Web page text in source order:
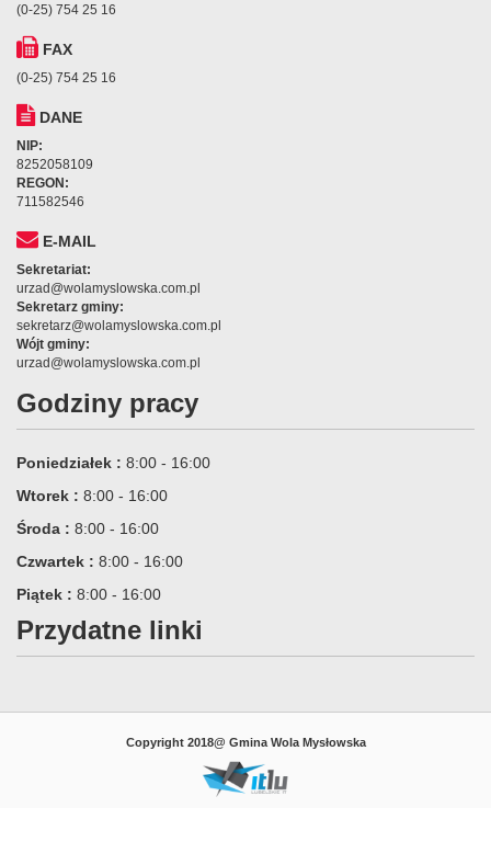
(0-25) 754 25 16
FAX
(0-25) 754 25 16
DANE
NIP:
8252058109
REGON:
711582546
E-MAIL
Sekretariat:
urzad@wolamyslowska.com.pl
Sekretarz gminy:
sekretarz@wolamyslowska.com.pl
Wójt gminy:
urzad@wolamyslowska.com.pl
Godziny pracy
Poniedziałek : 8:00 - 16:00
Wtorek : 8:00 - 16:00
Środa : 8:00 - 16:00
Czwartek : 8:00 - 16:00
Piątek : 8:00 - 16:00
Przydatne linki
Copyright 2018@ Gmina Wola Mysłowska